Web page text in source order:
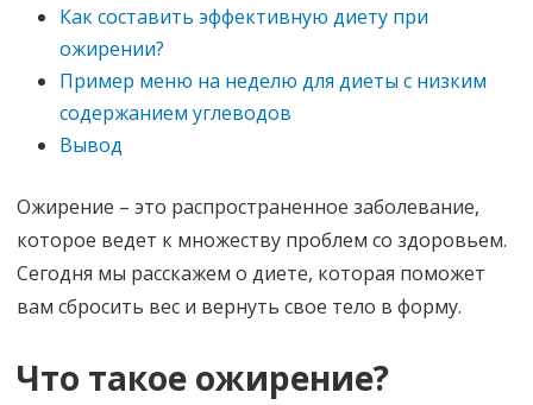
Как составить эффективную диету при
ожирении?
Пример меню на неделю для диеты с низким
содержанием углеводов
Вывод
Ожирение – это распространенное заболевание,
которое ведет к множеству проблем со здоровьем.
Сегодня мы расскажем о диете, которая поможет
вам сбросить вес и вернуть свое тело в форму.
Что такое ожирение?